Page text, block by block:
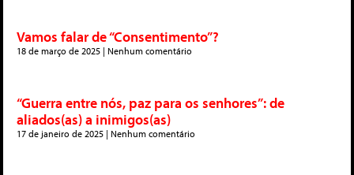
Vamos falar de “Consentimento”?
18 de março de 2025 Nenhum comentário
“Guerra entre nós, paz para os senhores”: de
aliados(as) a inimigos(as)
17 de janeiro de 2025 Nenhum comentário